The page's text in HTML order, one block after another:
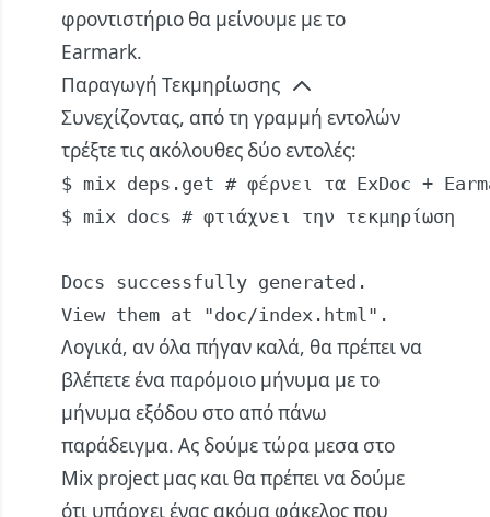
φροντιστήριο θα μείνουμε με το
Earmark.
Παραγωγή Τεκμηρίωσης
Συνεχίζοντας, από τη γραμμή εντολών
τρέξτε τις ακόλουθες δύο εντολές:
$ mix deps.get # φέρνει τα ExDoc +
$ mix docs # φτιάχνει την τεκμηρίωση
Docs successfully generated.
View them at "doc/index.html".
Λογικά, αν όλα πήγαν καλά, θα πρέπει να
βλέπετε ένα παρόμοιο μήνυμα με το
μήνυμα εξόδου στο από πάνω
παράδειγμα. Ας δούμε τώρα μεσα στο
Mix project μας και θα πρέπει να δούμε
ότι υπάρχει ένας ακόμα φάκελος που